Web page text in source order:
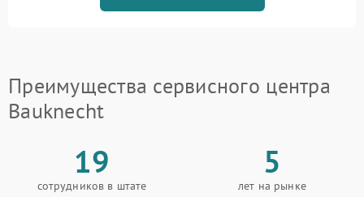
Преимущества сервисного центра
Bauknecht
19
сотрудников в штате
5
лет на рынке